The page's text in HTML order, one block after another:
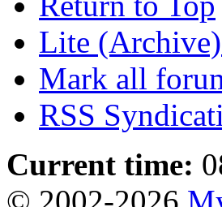
Lite
Mark all
RSS
Current time: